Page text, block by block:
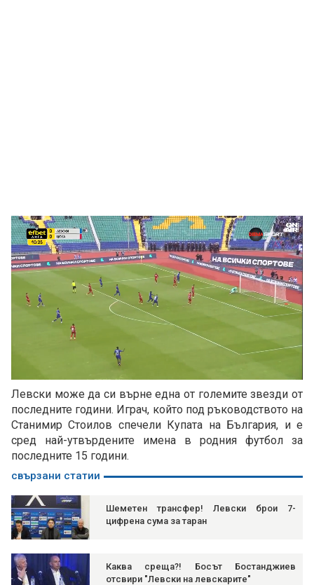
Левски може да си върне една от големите звезди от
последните години. Играч, който под ръководството на
Станимир Стоилов спечели Купата на България, и е
сред най-утвърдените имена в родния футбол за
последните 15 години.
свързани статии
Шеметен трансфер! Левски брои 7-
цифрена сума за таран
Каква среща?! Босът Бостанджиев
отсвири "Левски на левскарите"